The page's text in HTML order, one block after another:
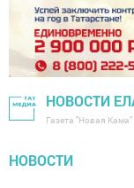
НОВОСТИ
Газета "Новая
НОВОСТИ